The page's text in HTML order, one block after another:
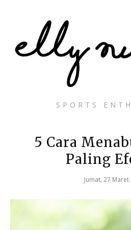
SPORTS
5 Cara
Paling
Jumat, 27 Maret